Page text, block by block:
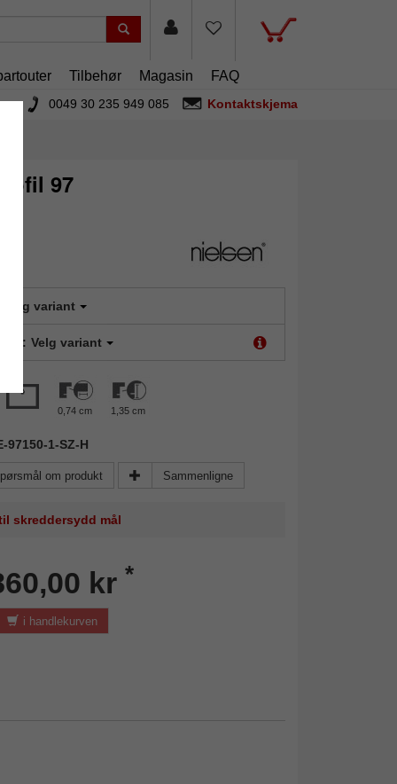
Tilbehør Magasin FAQ
0049 30 235 949 085 Kontaktskjema
97
Velg variant
Velg variant
0,74 cm 1,35 cm
97150-1-SZ-H
om produkt Sammenligne
skreddersydd mål
kr *
i handlekurven